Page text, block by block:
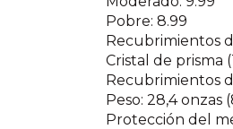
Pobre: 8.99
Recubrimientos
Cristal de prisma
Recubrimientos
Peso: 28,4 onzas
Protección del